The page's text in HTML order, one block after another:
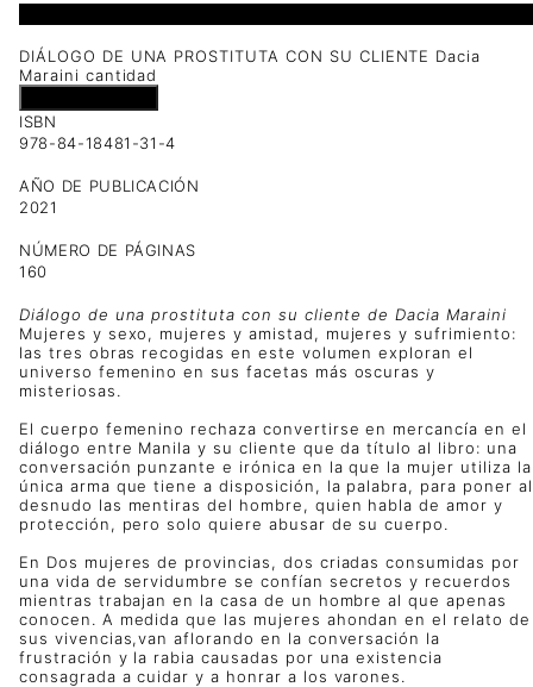
DIÁLOGO DE UNA PROSTITUTA CON SU CLIENTE Dacia
Maraini cantidad
ISBN
978-84-18481-31-4
AÑO DE PUBLICACIÓN
2021
NÚMERO DE PÁGINAS
160
Diálogo de una prostituta con su cliente de Dacia Maraini
Mujeres y sexo, mujeres y amistad, mujeres y sufrimiento:
las tres obras recogidas en este volumen exploran el
universo femenino en sus facetas más oscuras y
misteriosas.
El cuerpo femenino rechaza convertirse en mercancía en el
diálogo entre Manila y su cliente que da título al libro: una
conversación punzante e irónica en la que la mujer utiliza la
única arma que tiene a disposición, la palabra, para poner al
desnudo las mentiras del hombre, quien habla de amor y
protección, pero solo quiere abusar de su cuerpo.
En Dos mujeres de provincias, dos criadas consumidas por
una vida de servidumbre se confían secretos y recuerdos
mientras trabajan en la casa de un hombre al que apenas
conocen. A medida que las mujeres ahondan en el relato de
sus vivencias,van aflorando en la conversación la
frustración y la rabia causadas por una existencia
consagrada a cuidar y a honrar a los varones.